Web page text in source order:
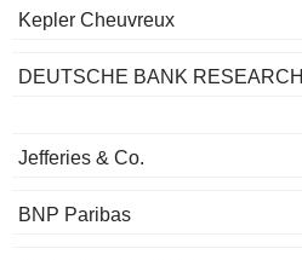
Kepler Cheuvreux
DEUTSCHE BANK RESEARCH
Jefferies & Co.
BNP Paribas